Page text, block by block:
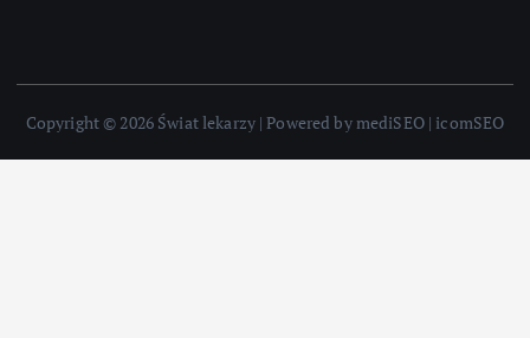
Copyright © 2026 Świat lekarzy | Powered by mediSEO | icomSEO